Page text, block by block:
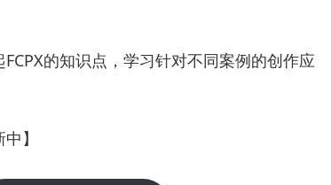
的知识点，学习针对不同案例的创作应
】